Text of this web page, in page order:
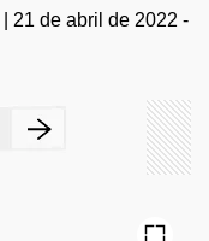
21 de abril de 2022 -